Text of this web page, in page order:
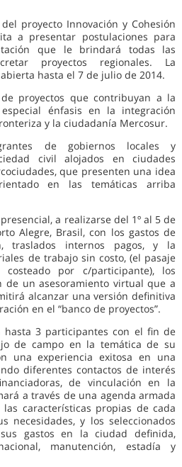
proyecto Innovación y Cohesión
a presentar postulaciones para
que le brindará todas las
proyectos regionales. La
hasta el 7 de julio de 2014.
proyectos que contribuyan a la
énfasis en la integración
y la ciudadanía Mercosur.
de gobiernos locales y
civil alojados en ciudades
que presenten una idea
en las temáticas arriba
a realizarse del 1º al 5 de
Alegre, Brasil, con los gastos de
traslados internos pagos, y la
de trabajo sin costo, (el pasaje
por c/participante), los
de un asesoramiento virtual que a
alcanzar una versión definitiva
en el “banco de proyectos”.
hasta 3 participantes con el fin de
de campo en la temática de su
una experiencia exitosa en una
diferentes contactos de interés
de vinculación en la
a través de una agenda armada
características propias de cada
necesidades, y los seleccionados
gastos en la ciudad definida,
manutención, estadía y